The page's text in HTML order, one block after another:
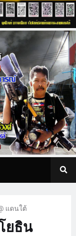
แดนใต้
ยธิน